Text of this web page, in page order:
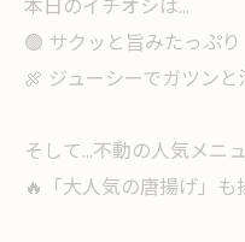
本日のイチオシは…
🟢 サクッと旨みたっぷり
🍖 ジューシーでガツンと
そして…不動の人気メニ
🔥「大人気の唐揚げ」も